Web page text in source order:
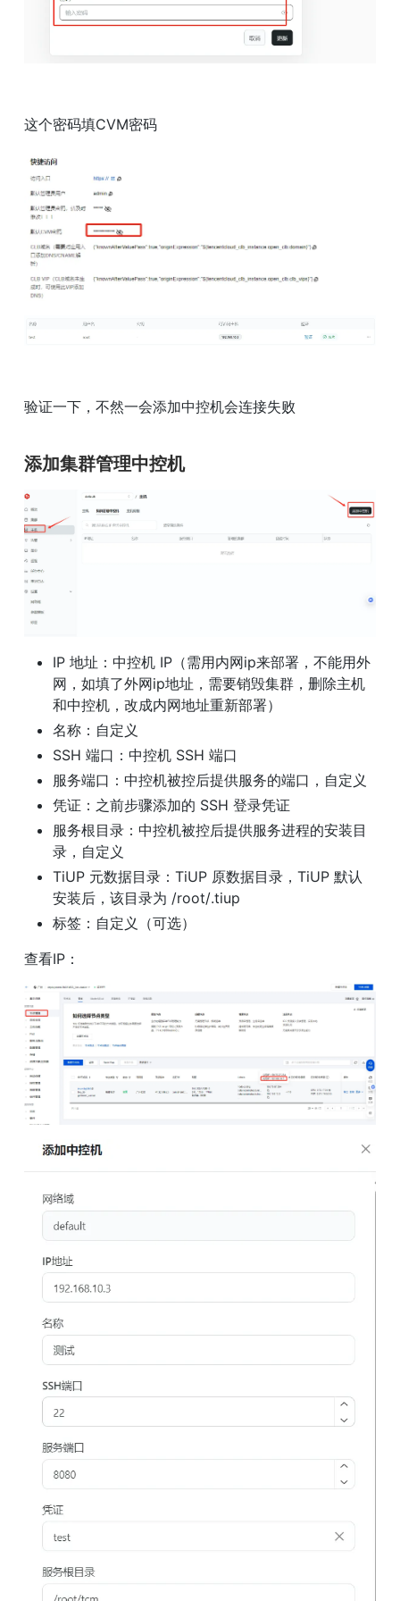
这个密码填CVM密码
验证一下，不然一会添加中控机会连接失败
添加集群管理中控机
IP 地址：中控机 IP（需用内网ip来部署，不能用外
网，如填了外网ip地址，需要销毁集群，删除主机
和中控机，改成内网地址重新部署）
名称：自定义
SSH 端口：中控机 SSH 端口
服务端口：中控机被控后提供服务的端口，自定义
凭证：之前步骤添加的 SSH 登录凭证
服务根目录：中控机被控后提供服务进程的安装目
录，自定义
TiUP 元数据目录：TiUP 原数据目录，TiUP 默认
安装后，该目录为 /root/.tiup
标签：自定义（可选）
查看IP：